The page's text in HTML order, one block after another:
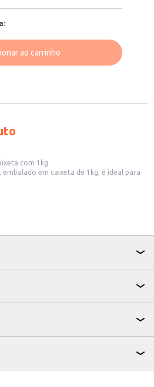
ao carrinho
com 1kg
em caixeta de 1kg, é ideal para
de líquidos e cremosidade,
arroz de forno.
especiais em restaurantes e buffets.
uma escolha prática e eficiente para